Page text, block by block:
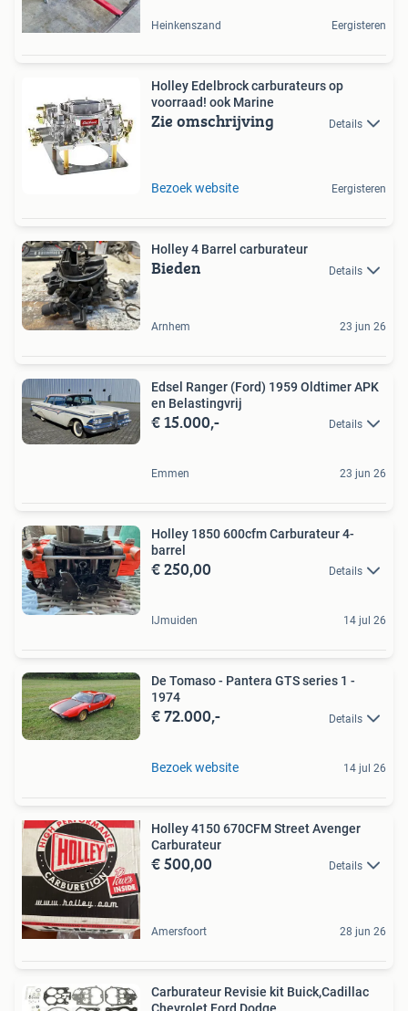
Heinkenszand Eergisteren
Holley Edelbrock carburateurs op
voorraad! ook Marine
Zie omschrijving Details
Bezoek website Eergisteren
Holley 4 Barrel carburateur
Bieden Details
Arnhem 23 jun 26
Edsel Ranger (Ford) 1959 Oldtimer APK
en Belastingvrij
€ 15.000,- Details
Emmen 23 jun 26
Holley 1850 600cfm Carburateur 4-
barrel
€ 250,00 Details
IJmuiden 14 jul 26
De Tomaso - Pantera GTS series 1 -
1974
€ 72.000,- Details
Bezoek website 14 jul 26
Holley 4150 670CFM Street Avenger
Carburateur
€ 500,00 Details
Amersfoort 28 jun 26
Carburateur Revisie kit Buick,Cadillac
Chevrolet,Ford,Dodge